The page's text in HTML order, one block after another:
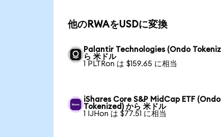
他のRWAをUSDに変換
Palantir Technologies (Ondo
ら 米ドル
1 PLTRon は $159.65 に相当
iShares Core S&P MidCap ETF (Ondo
Tokenized) から 米ドル
1 IJHon は $77.51 に相当